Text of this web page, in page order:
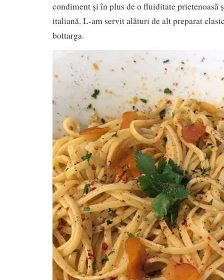
condiment și în plus de o fluiditate prietenoasă
italiană. L-am servit alături de alt preparat
bottarga.